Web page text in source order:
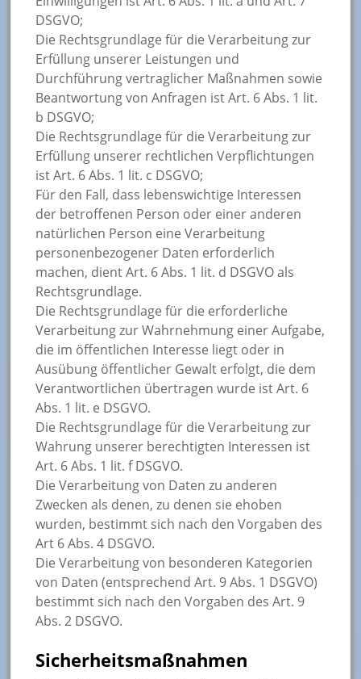
DSGVO;
Die Rechtsgrundlage für die Verarbeitung zur
Erfüllung unserer Leistungen und
Durchführung vertraglicher Maßnahmen sowie
Beantwortung von Anfragen ist Art. 6 Abs. 1 lit.
b DSGVO;
Die Rechtsgrundlage für die Verarbeitung zur
Erfüllung unserer rechtlichen Verpflichtungen
ist Art. 6 Abs. 1 lit. c DSGVO;
Für den Fall, dass lebenswichtige Interessen
der betroffenen Person oder einer anderen
natürlichen Person eine Verarbeitung
personenbezogener Daten erforderlich
machen, dient Art. 6 Abs. 1 lit. d DSGVO als
Rechtsgrundlage.
Die Rechtsgrundlage für die erforderliche
Verarbeitung zur Wahrnehmung einer Aufgabe,
die im öffentlichen Interesse liegt oder in
Ausübung öffentlicher Gewalt erfolgt, die dem
Verantwortlichen übertragen wurde ist Art. 6
Abs. 1 lit. e DSGVO.
Die Rechtsgrundlage für die Verarbeitung zur
Wahrung unserer berechtigten Interessen ist
Art. 6 Abs. 1 lit. f DSGVO.
Die Verarbeitung von Daten zu anderen
Zwecken als denen, zu denen sie ehoben
wurden, bestimmt sich nach den Vorgaben des
Art 6 Abs. 4 DSGVO.
Die Verarbeitung von besonderen Kategorien
von Daten (entsprechend Art. 9 Abs. 1 DSGVO)
bestimmt sich nach den Vorgaben des Art. 9
Abs. 2 DSGVO.
Sicherheitsmaßnahmen